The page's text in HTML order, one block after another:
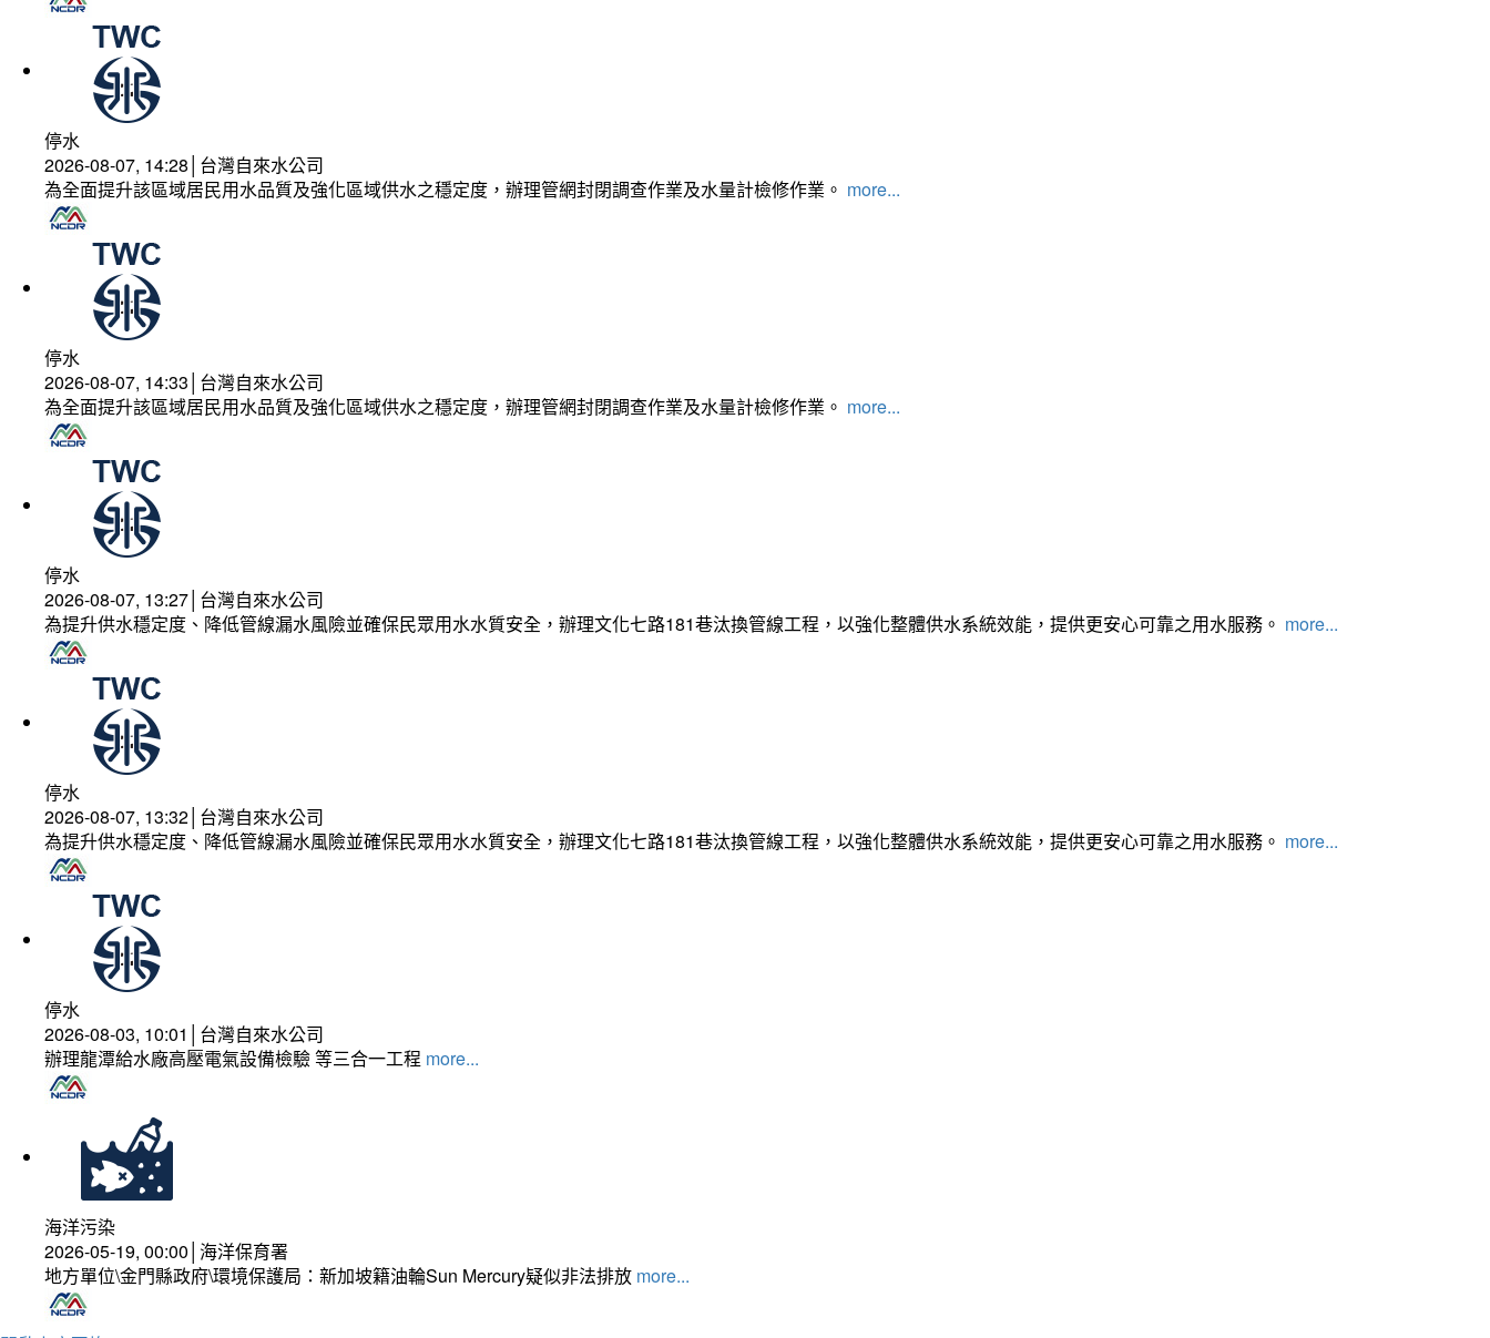
停水
2026-08-07, 14:28│台灣自來水公司
為全面提升該區域居民用水品質及強化區域供水之穩定度，辦理管網封閉調查作業及水量計檢修作業。 more...
停水
2026-08-07, 14:33│台灣自來水公司
為全面提升該區域居民用水品質及強化區域供水之穩定度，辦理管網封閉調查作業及水量計檢修作業。 more...
停水
2026-08-07, 13:27│台灣自來水公司
為提升供水穩定度、降低管線漏水風險並確保民眾用水水質安全，辦理文化七路181巷汰換管線工程，以強化整體供水系統效能，提供更安心可靠之用水服務。 more...
停水
2026-08-07, 13:32│台灣自來水公司
為提升供水穩定度、降低管線漏水風險並確保民眾用水水質安全，辦理文化七路181巷汰換管線工程，以強化整體供水系統效能，提供更安心可靠之用水服務。 more...
停水
2026-08-03, 10:01│台灣自來水公司
辦理龍潭給水廠高壓電氣設備檢驗 等三合一工程 more...
海洋污染
2026-05-19, 00:00│海洋保育署
地方單位\金門縣政府\環境保護局：新加坡籍油輪Sun Mercury疑似非法排放 more...